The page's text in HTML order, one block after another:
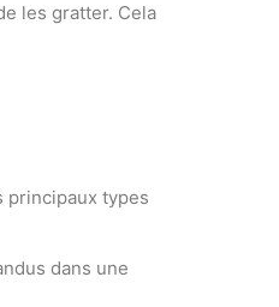
les gratter. Cela
principaux types
dans une